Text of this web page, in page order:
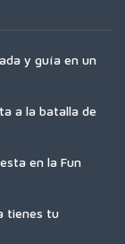
y guía en un
a la batalla de
en la Fun
tienes tu